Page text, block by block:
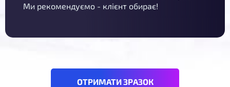
Ми рекомендуємо - клієнт обирає!
ОТРИМАТИ ЗРАЗОК